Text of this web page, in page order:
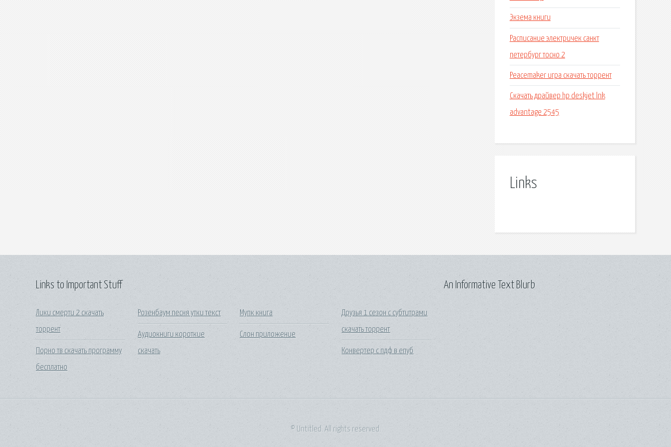
Экзема книги
Расписание электричек санкт
петербург тосно 2
Peacemaker игра скачать торрент
Скачать драйвер hp deskjet lnk
advantage 2545
Links
Links to Important Stuff
Лики смерти 2 скачать
торрент
Порно тв скачать программу
бесплатно
Розенбаум песня утки текст
Аудиокниги короткие
скачать
Мупк книга
Слон приложение
Друзья 1 сезон с субтитрами
скачать торрент
Конвертер с пдф в епуб
An Informative Text Blurb
© Untitled. All rights reserved.